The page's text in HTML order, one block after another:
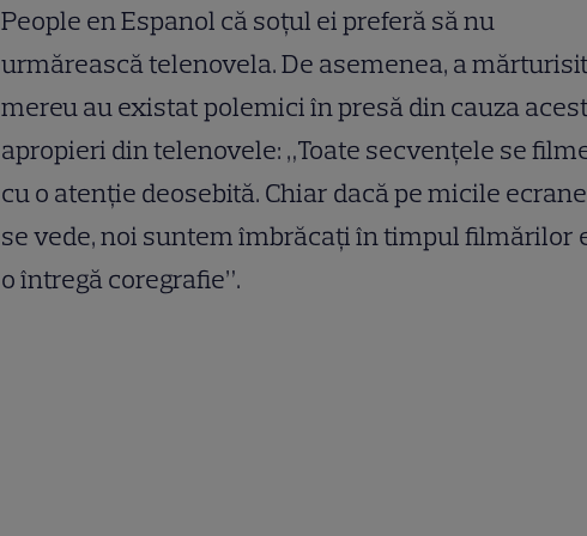
People en Espanol că soțul ei preferă să nu
urmărească telenovela. De asemenea, a
mereu au existat polemici în presă din cauza
apropieri din telenovele: „Toate secvențele se
cu o atenție deosebită. Chiar dacă pe micile
se vede, noi suntem îmbrăcați în timpul filmărilor
o întregă coregrafie”.